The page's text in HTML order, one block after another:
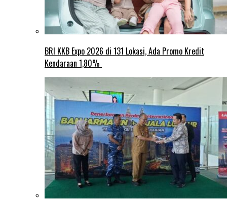
BRI KKB Expo 2026 di 131 Lokasi, Ada Promo Kredit
Kendaraan 1,80%